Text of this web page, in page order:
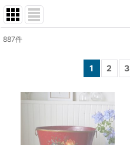
887件
1 2 3